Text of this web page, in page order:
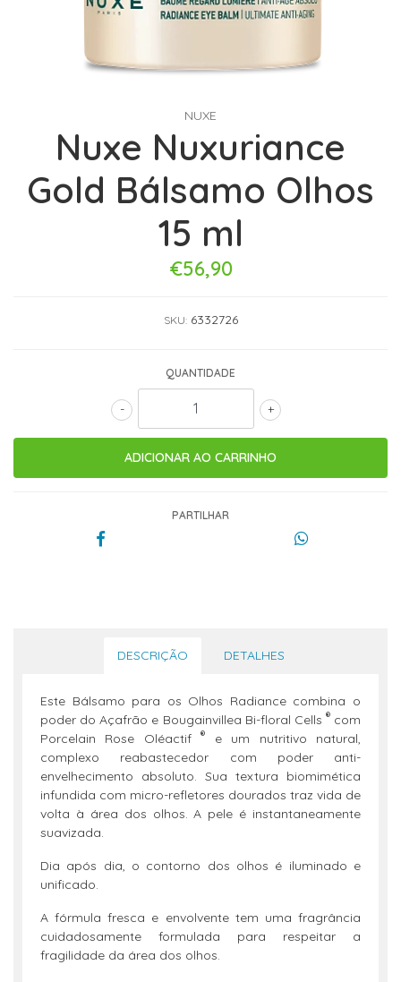
NUXE
Nuxe Nuxuriance
Gold Bálsamo Olhos
15 ml
€56,90
SKU: 6332726
QUANTIDADE
+
-
PARTILHAR
DESCRIÇÃO DETALHES
Este Bálsamo para os Olhos Radiance combina o
poder do Açafrão e Bougainvillea Bi-floral Cells ®com
Porcelain Rose Oléactif®
e um nutritivo natural,
complexo reabastecedor com poder anti-
envelhecimento absoluto. Sua textura biomimética
infundida com micro-refletores dourados traz vida de
volta à área dos olhos. A pele é instantaneamente
suavizada.
Dia após dia, o contorno dos olhos é iluminado e
unificado.
A fórmula fresca e envolvente tem uma fragrância
cuidadosamente formulada para respeitar a
fragilidade da área dos olhos.